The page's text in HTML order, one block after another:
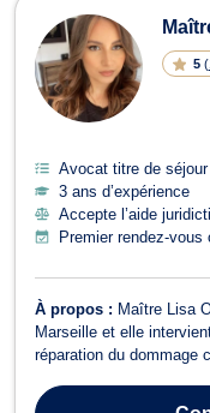
5 (
Avocat titre de
3 ans d’expérience
Accepte l’aide
Premier rendez-
À propos : Maître Lisa
Marseille et elle
réparation du dommage
réparation de votre